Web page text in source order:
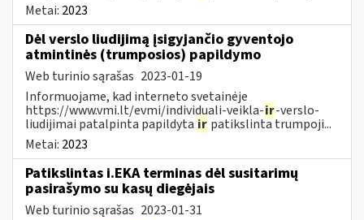
Metai: 2023
Dėl verslo liudijimą įsigyjančio gyventojo
atmintinės (trumposios) papildymo
Web turinio sąrašas 2023-01-19
Informuojame, kad interneto svetainėje
https://www.vmi.lt/evmi/individuali-veikla-ir-verslo-
liudijimai patalpinta papildyta ir patikslinta trumpoji...
Metai: 2023
Patikslintas i.EKA terminas dėl susitarimų
pasirašymo su kasų diegėjais
Web turinio sąrašas 2023-01-31